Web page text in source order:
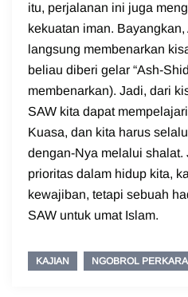
itu, perjalanan ini juga
kekuatan iman.
langsung membenarkan
beliau diberi gelar “Ash-
membenarkan). Jadi, dari
SAW kita dapat
Kuasa, dan kita harus
dengan-Nya melalui shalat.
prioritas dalam hidup kita,
kewajiban, tetapi sebuah
SAW untuk umat Islam.
KAJIAN NGOBROL